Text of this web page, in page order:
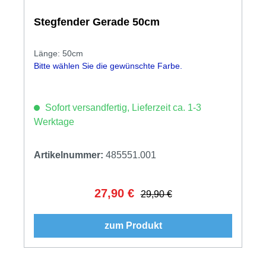
Stegfender Gerade 50cm
Länge: 50cm
Bitte wählen Sie die gewünschte Farbe.
Sofort versandfertig, Lieferzeit ca. 1-3
Werktage
Artikelnummer: 485551.001
Verkaufspreis:
27,90 € Regulärer Preis:
29,90 €
zum Produkt